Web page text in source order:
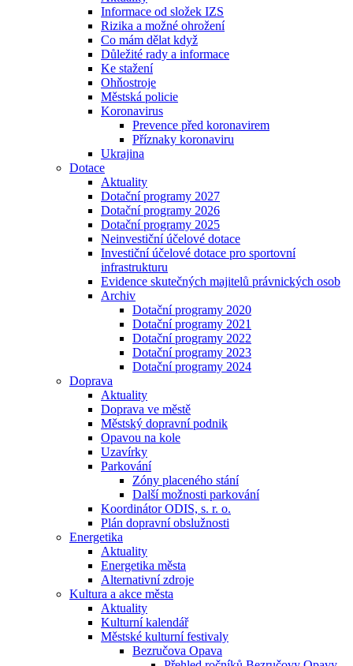
Informace od složek IZS
Rizika a možné ohrožení
Co mám dělat když
Důležité rady a informace
Ke stažení
Ohňostroje
Městská policie
Koronavirus
Prevence před koronavirem
Příznaky koronaviru
Ukrajina
Dotace
Aktuality
Dotační programy 2027
Dotační programy 2026
Dotační programy 2025
Neinvestiční účelové dotace
Investiční účelové dotace pro sportovní
infrastrukturu
Evidence skutečných majitelů právnických osob
Archiv
Dotační programy 2020
Dotační programy 2021
Dotační programy 2022
Dotační programy 2023
Dotační programy 2024
Doprava
Aktuality
Doprava ve městě
Městský dopravní podnik
Opavou na kole
Uzavírky
Parkování
Zóny placeného stání
Další možnosti parkování
Koordinátor ODIS, s. r. o.
Plán dopravní obslužnosti
Energetika
Aktuality
Energetika města
Alternativní zdroje
Kultura a akce města
Aktuality
Kulturní kalendář
Městské kulturní festivaly
Bezručova Opava